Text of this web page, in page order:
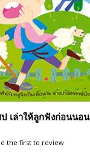
เล่าให้ลูกฟังก่อนนอน
the first to review